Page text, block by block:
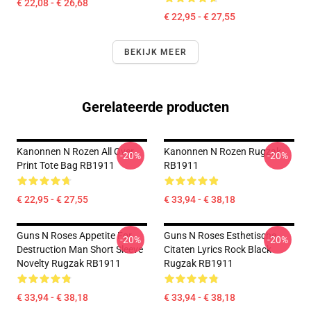
€ 22,08 - € 26,68
€ 22,95 - € 27,55
BEKIJK MEER
Gerelateerde producten
Kanonnen N Rozen All Over
Print Tote Bag RB1911
€ 22,95 - € 27,55
-20%
Kanonnen N Rozen Rugzak
RB1911
€ 33,94 - € 38,18
-20%
Guns N Roses Appetite For
Destruction Man Short Sleeve
Novelty Rugzak RB1911
€ 33,94 - € 38,18
-20%
Guns N Roses Esthetische
Citaten Lyrics Rock Black
Rugzak RB1911
€ 33,94 - € 38,18
-20%